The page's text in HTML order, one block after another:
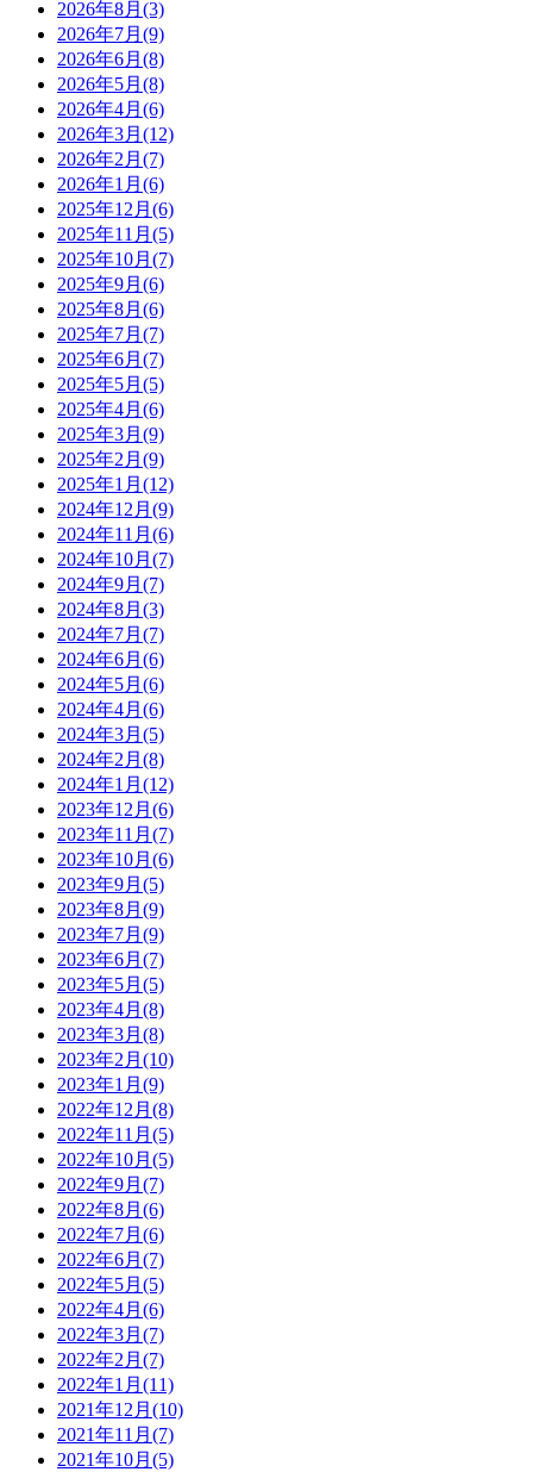
2026年8月(3)
2026年7月(9)
2026年6月(8)
2026年5月(8)
2026年4月(6)
2026年3月(12)
2026年2月(7)
2026年1月(6)
2025年12月(6)
2025年11月(5)
2025年10月(7)
2025年9月(6)
2025年8月(6)
2025年7月(7)
2025年6月(7)
2025年5月(5)
2025年4月(6)
2025年3月(9)
2025年2月(9)
2025年1月(12)
2024年12月(9)
2024年11月(6)
2024年10月(7)
2024年9月(7)
2024年8月(3)
2024年7月(7)
2024年6月(6)
2024年5月(6)
2024年4月(6)
2024年3月(5)
2024年2月(8)
2024年1月(12)
2023年12月(6)
2023年11月(7)
2023年10月(6)
2023年9月(5)
2023年8月(9)
2023年7月(9)
2023年6月(7)
2023年5月(5)
2023年4月(8)
2023年3月(8)
2023年2月(10)
2023年1月(9)
2022年12月(8)
2022年11月(5)
2022年10月(5)
2022年9月(7)
2022年8月(6)
2022年7月(6)
2022年6月(7)
2022年5月(5)
2022年4月(6)
2022年3月(7)
2022年2月(7)
2022年1月(11)
2021年12月(10)
2021年11月(7)
2021年10月(5)